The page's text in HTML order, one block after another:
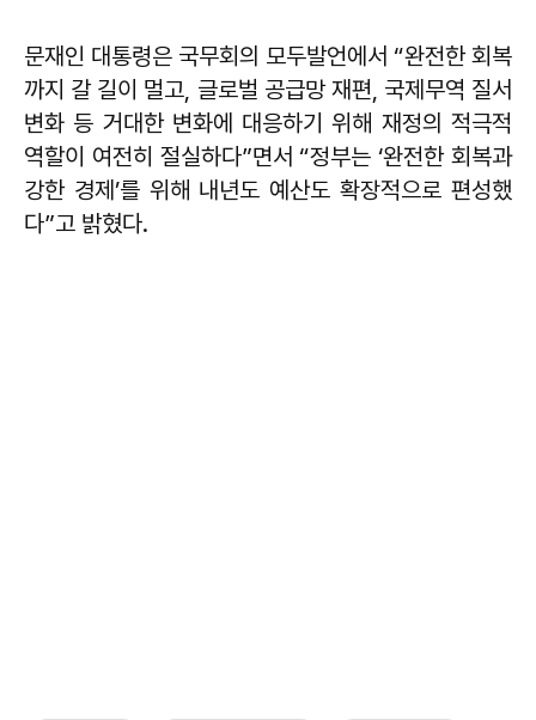
문재인 대통령은 국무회의 모두발언에서 “완전한 회복
까지 갈 길이 멀고, 글로벌 공급망 재편, 국제무역 질서
변화 등 거대한 변화에 대응하기 위해 재정의 적극적
역할이 여전히 절실하다”면서 “정부는 ‘완전한 회복과
강한 경제’를 위해 내년도 예산도 확장적으로 편성했
다”고 밝혔다.